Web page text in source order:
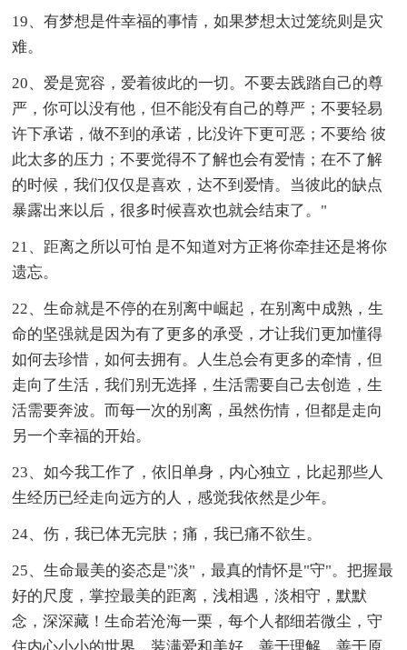
19、有梦想是件幸福的事情，如果梦想太过笼统则是灾
难。
20、爱是宽容，爱着彼此的一切。不要去践踏自己的尊
严，你可以没有他，但不能没有自己的尊严；不要轻易
许下承诺，做不到的承诺，比没许下更可恶；不要给 彼
此太多的压力；不要觉得不了解也会有爱情；在不了解
的时候，我们仅仅是喜欢，达不到爱情。当彼此的缺点
暴露出来以后，很多时候喜欢也就会结束了。"
21、距离之所以可怕 是不知道对方正将你牵挂还是将你
遗忘。
22、生命就是不停的在别离中崛起，在别离中成熟，生
命的坚强就是因为有了更多的承受，才让我们更加懂得
如何去珍惜，如何去拥有。人生总会有更多的牵情，但
走向了生活，我们别无选择，生活需要自己去创造，生
活需要奔波。而每一次的别离，虽然伤情，但都是走向
另一个幸福的开始。
23、如今我工作了，依旧单身，内心独立，比起那些人
生经历已经走向远方的人，感觉我依然是少年。
24、伤，我已体无完肤；痛，我已痛不欲生。
25、生命最美的姿态是"淡"，最真的情怀是"守"。把握最
好的尺度，掌控最美的距离，浅相遇，淡相守，默默
念，深深藏！生命若沧海一栗，每个人都细若微尘，守